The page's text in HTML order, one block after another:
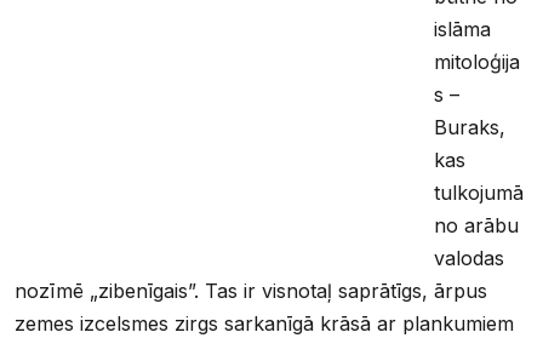
islāma
mitoloģija
s –
Buraks,
kas
tulkojumā
no arābu
valodas
nozīmē „zibenīgais”. Tas ir visnotaļ saprātīgs, ārpus
zemes izcelsmes zirgs sarkanīgā krāsā ar plankumiem